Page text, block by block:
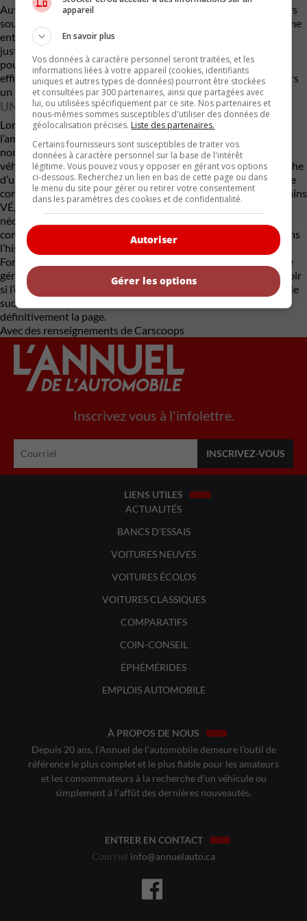
Autre élément susceptible de compliquer la situation : plusieurs
sources indiquent que le Ford Escape reviendrait sous une forme
entièrement électrique d’ici la fin de la décennie. Reposant
justement sur la plateforme Universal EV, cet éventuel Escape
pourrait offrir une technologie plus moderne, une meilleure
efficience et des coûts de production réduits. Il deviendrait alors
un rival interne particulièrement menaçant pour le Mach-E.
UNE FIN DISCRÈTE POUR UN PIONNIER?
Lors de son lancement en 2020, le Mustang Mach-E incarnait
l’ambition électrique de Ford. Son utilisation controversée du
nom Mustang avait provoqué des débats passionnés, mais le
véhicule a néanmoins réussi à séduire une clientèle à la recherche
d’un utilitaire électrique performant et distinctif. Aujourd’hui, le
contexte a changé. Le ralentissement de la demande pour certains
VÉ, la pression croissante des constructeurs chinois et la
nécessité d’atteindre une rentabilité poussent Ford à revoir
complètement sa stratégie. Le Mach-E pourrait ainsi entrer dans
l’histoire comme un modèle de transition : celui qui a permis à
Ford d’apprendre de ses erreurs avant de passer à une nouvelle
génération de véhicules électriques plus compétitifs. Reste à voir
si l’ovale bleu offrira une seconde chance à son premier véritable
succès électrique moderne ou s’il choisira de tourner
définitivement la page.
Avec des renseignements de Carscoops
Inscrivez vous à l'infolettre.
LIENS UTILES
ACTUALITÉS
BANCS D'ESSAIS
VOITURES NEUVES
VOITURES ÉCOLOS
VOITURES CLASSIQUES
COMPARATIFS
COIN-CONSEIL
ÉPHÉMÉRIDES
EMPLOIS AUTOMOBILE
À PROPOS DE NOUS
Depuis 20 ans, l’Annuel de l’automobile demeure l’outil de
référence le plus complet et le plus fiable pour les amateurs
et les consommateurs à la recherche d’un véhicule ou
simplement à l’affût des dernières nouveautés.
ENTRER EN CONTACT
Courriel info@annuelauto.ca
appareil
En savoir plus
Vos données à caractère personnel seront traitées, et les
informations liées à votre appareil (cookies, identifiants
uniques et autres types de données) pourront être stockées
et consultées par 300 partenaires, ainsi que partagées avec
lui, ou utilisées spécifiquement par ce site. Nos partenaires et
nous-mêmes sommes susceptibles d'utiliser des données de
géolocalisation précises. Liste des partenaires.
Certains fournisseurs sont susceptibles de traiter vos
données à caractère personnel sur la base de l'intérêt
légitime. Vous pouvez vous y opposer en gérant vos options
ci-dessous. Recherchez un lien en bas de cette page ou dans
le menu du site pour gérer ou retirer votre consentement
dans les paramètres des cookies et de confidentialité.
Autoriser
Gérer les options